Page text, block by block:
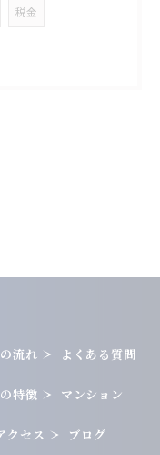
税金
流れ よくある質問
特徴 マンション
クセス ブログ